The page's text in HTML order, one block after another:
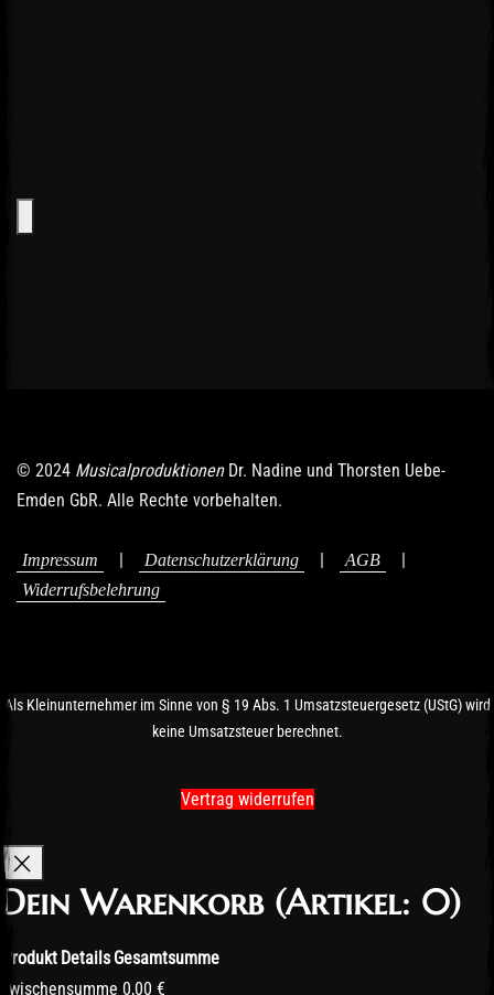
© 2024 MusicalproduktionenDr. Nadine und Thorsten Uebe-
Emden GbR. Alle Rechte vorbehalten.
Impressum Datenschutzerklärung AGB
Widerrufsbelehrung
Als Kleinunternehmer im Sinne von § 19 Abs. 1 Umsatzsteuergesetz (UStG) wird
keine Umsatzsteuer berechnet.
Vertrag widerrufen
Dein Warenkorb (Artikel: 0)
Produkt Details Gesamtsumme
Zwischensumme 0,00 €